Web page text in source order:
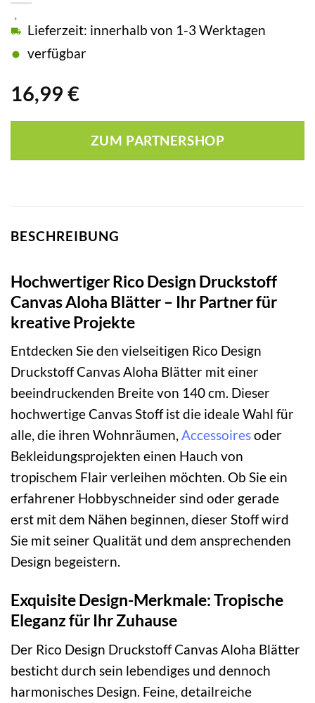
16,99 €
Lieferzeit: innerhalb von 1-3 Werktagen
verfügbar
ZUM PARTNERSHOP
BESCHREIBUNG
Hochwertiger Rico Design Druckstoff
Canvas Aloha Blätter – Ihr Partner für
kreative Projekte
Entdecken Sie den vielseitigen Rico Design
Druckstoff Canvas Aloha Blätter mit einer
beeindruckenden Breite von 140 cm. Dieser
hochwertige Canvas Stoff ist die ideale Wahl für
alle, die ihren Wohnräumen, Accessoiresoder
Bekleidungsprojekten einen Hauch von
tropischem Flair verleihen möchten. Ob Sie ein
erfahrener Hobbyschneider sind oder gerade
erst mit dem Nähen beginnen, dieser Stoff wird
Sie mit seiner Qualität und dem ansprechenden
Design begeistern.
Exquisite Design-Merkmale: Tropische
Eleganz für Ihr Zuhause
Der Rico Design Druckstoff Canvas Aloha Blätter
besticht durch sein lebendiges und dennoch
harmonisches Design. Feine, detailreiche